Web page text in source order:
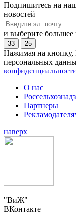
Подпишитесь на
новостей
и выберите большее
33 25
Нажимая на кнопку,
персональных
О нас
Партнеры
наверх
"ВиЖ"
ВКонтакте